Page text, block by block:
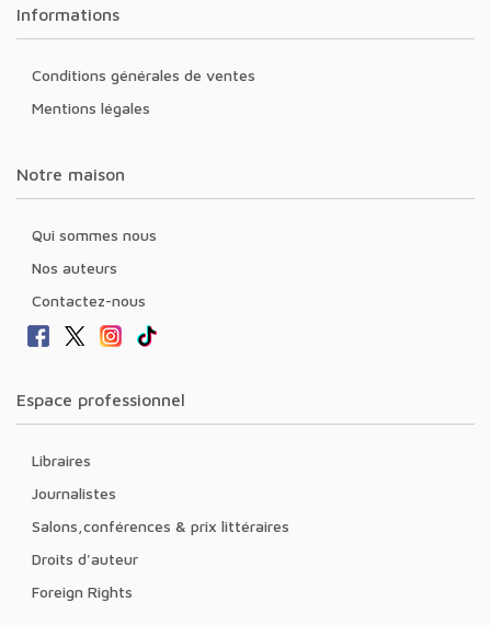
Informations
Conditions générales de ventes
Mentions légales
Notre maison
Qui sommes nous
Nos auteurs
Contactez-nous
Espace professionnel
Libraires
Journalistes
Salons,conférences & prix littéraires
Droits d'auteur
Foreign Rights